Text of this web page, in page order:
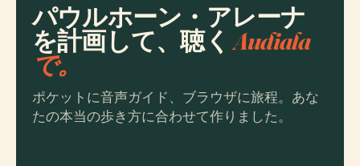
パウルホーン・アレーナ
を計画して、聴くAudiala
で。
ポケットに音声ガイド、ブラウザに旅程。あな
たの本当の歩き方に合わせて作りました。